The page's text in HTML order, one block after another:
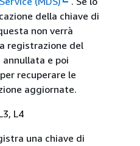
della chiave di
non verrà
registrazione del
e poi
recuperare le
aggiornate.
L4
una chiave di